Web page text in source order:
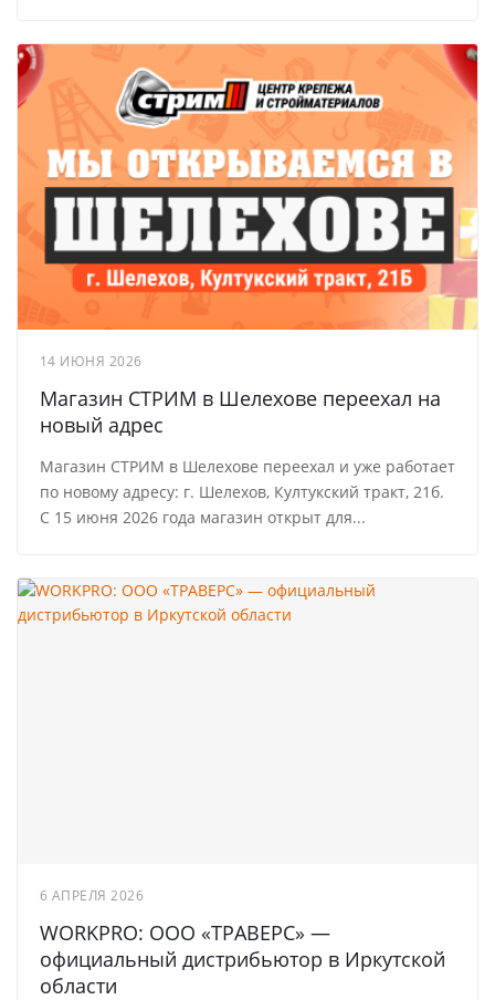
14 ИЮНЯ 2026
Магазин СТРИМ в Шелехове переехал на
новый адрес
Магазин СТРИМ в Шелехове переехал и уже работает
по новому адресу: г. Шелехов, Култукский тракт, 21б.
С 15 июня 2026 года магазин открыт для...
6 АПРЕЛЯ 2026
WORKPRO: ООО «ТРАВЕРС» —
официальный дистрибьютор в Иркутской
области